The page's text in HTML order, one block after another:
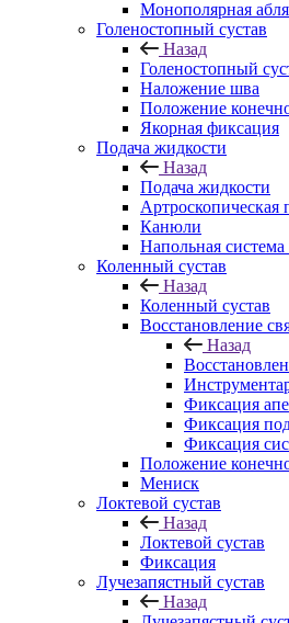
Монополярная
Голеностопный сустав
Назад
Голеностопный
Наложение шва
Положение
Якорная фиксация
Подача жидкости
Назад
Подача жидкости
Артроскопическая
Канюли
Напольная
Коленный сустав
Назад
Коленный сустав
Восстановление
Назад
Фиксация
Фиксация
Фиксация
Положение
Мениск
Локтевой сустав
Назад
Локтевой сустав
Фиксация
Лучезапястный сустав
Назад